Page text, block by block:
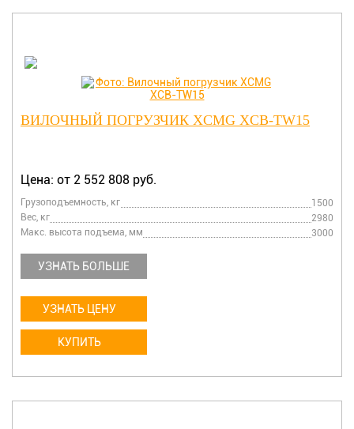
ВИЛОЧНЫЙ ПОГРУЗЧИК XCMG XCB-TW15
Цена: от 2 552 808 руб.
Грузоподъемность, кг
1500
Вес, кг
2980
Макс. высота подъема, мм
3000
УЗНАТЬ БОЛЬШЕ
УЗНАТЬ ЦЕНУ
КУПИТЬ